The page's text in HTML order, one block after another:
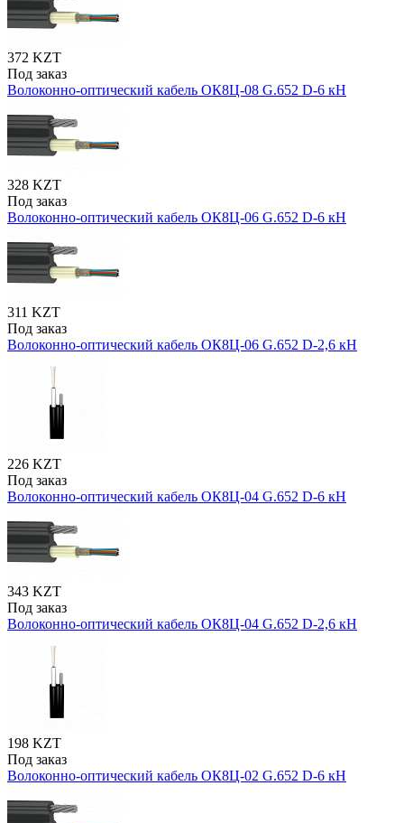
372 KZT
Под заказ
Волоконно-оптический кабель ОК8Ц-08 G.652 D-6 кН
328 KZT
Под заказ
Волоконно-оптический кабель ОК8Ц-06 G.652 D-6 кН
311 KZT
Под заказ
Волоконно-оптический кабель ОК8Ц-06 G.652 D-2,6 кН
226 KZT
Под заказ
Волоконно-оптический кабель ОК8Ц-04 G.652 D-6 кН
343 KZT
Под заказ
Волоконно-оптический кабель ОК8Ц-04 G.652 D-2,6 кН
198 KZT
Под заказ
Волоконно-оптический кабель ОК8Ц-02 G.652 D-6 кН